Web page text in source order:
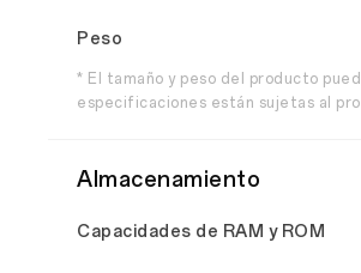
Peso
* El tamaño y peso del producto
especificaciones están sujetas al
Almacenamiento
Capacidades de RAM y ROM